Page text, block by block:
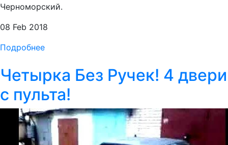
Черноморский.
08 Feb 2018
Подробнее
Четырка Без Ручек! 4 двери
с пульта!